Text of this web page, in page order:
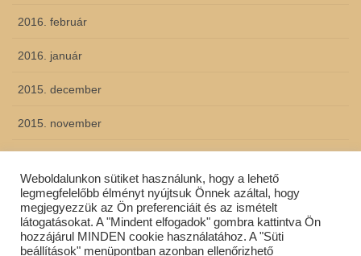
2016. február
2016. január
2015. december
2015. november
2015. szeptember
Weboldalunkon sütiket használunk, hogy a lehető
legmegfelelőbb élményt nyújtsuk Önnek azáltal, hogy
megjegyezzük az Ön preferenciáit és az ismételt
látogatásokat. A "Mindent elfogadok" gombra kattintva Ön
hozzájárul MINDEN cookie használatához. A "Süti
beállítások" menüpontban azonban ellenőrizhető